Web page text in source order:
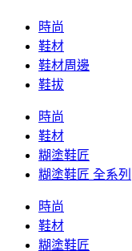
時尚
鞋材
鞋材周邊
鞋拔
時尚
鞋材
糊塗鞋匠
糊塗鞋匠 全系列
時尚
鞋材
糊塗鞋匠